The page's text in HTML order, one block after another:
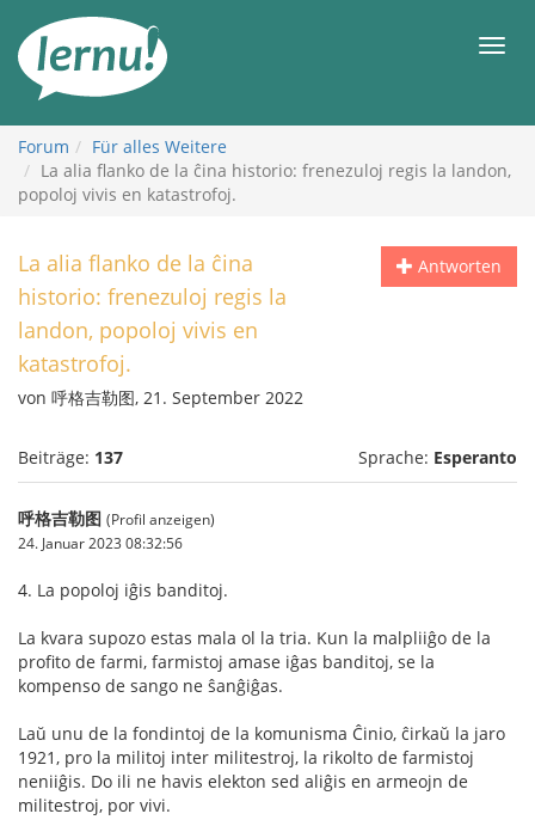
Inhalt
Forum
Für alles Weitere
La alia flanko de la ĉina historio: frenezuloj regis la landon,
popoloj vivis en katastrofoj.
Antworten
La alia flanko de la ĉina
historio: frenezuloj regis la
landon, popoloj vivis en
katastrofoj.
von 呼格吉勒图, 21. September 2022
Beiträge: 137 Sprache: Esperanto
呼格吉勒图 (Profil anzeigen)
24. Januar 2023 08:32:56
4. La popoloj iĝis banditoj.
La kvara supozo estas mala ol la tria. Kun la malpliiĝo de la
profito de farmi, farmistoj amase iĝas banditoj, se la
kompenso de sango ne ŝanĝiĝas.
Laŭ unu de la fondintoj de la komunisma Ĉinio, ĉirkaŭ la jaro
1921, pro la militoj inter militestroj, la rikolto de farmistoj
neniiĝis. Do ili ne havis elekton sed aliĝis en armeojn de
militestroj, por vivi.